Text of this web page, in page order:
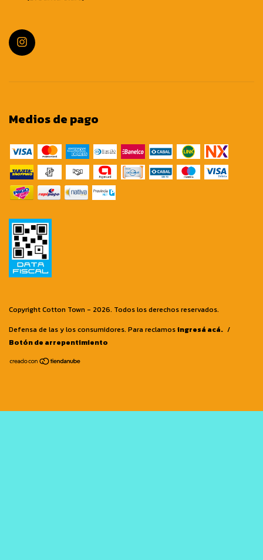
Medios de pago
Copyright Cotton Town - 2026. Todos los derechos reservados.
Defensa de las y los consumidores. Para reclamosingresá acá. /
Botón de arrepentimiento